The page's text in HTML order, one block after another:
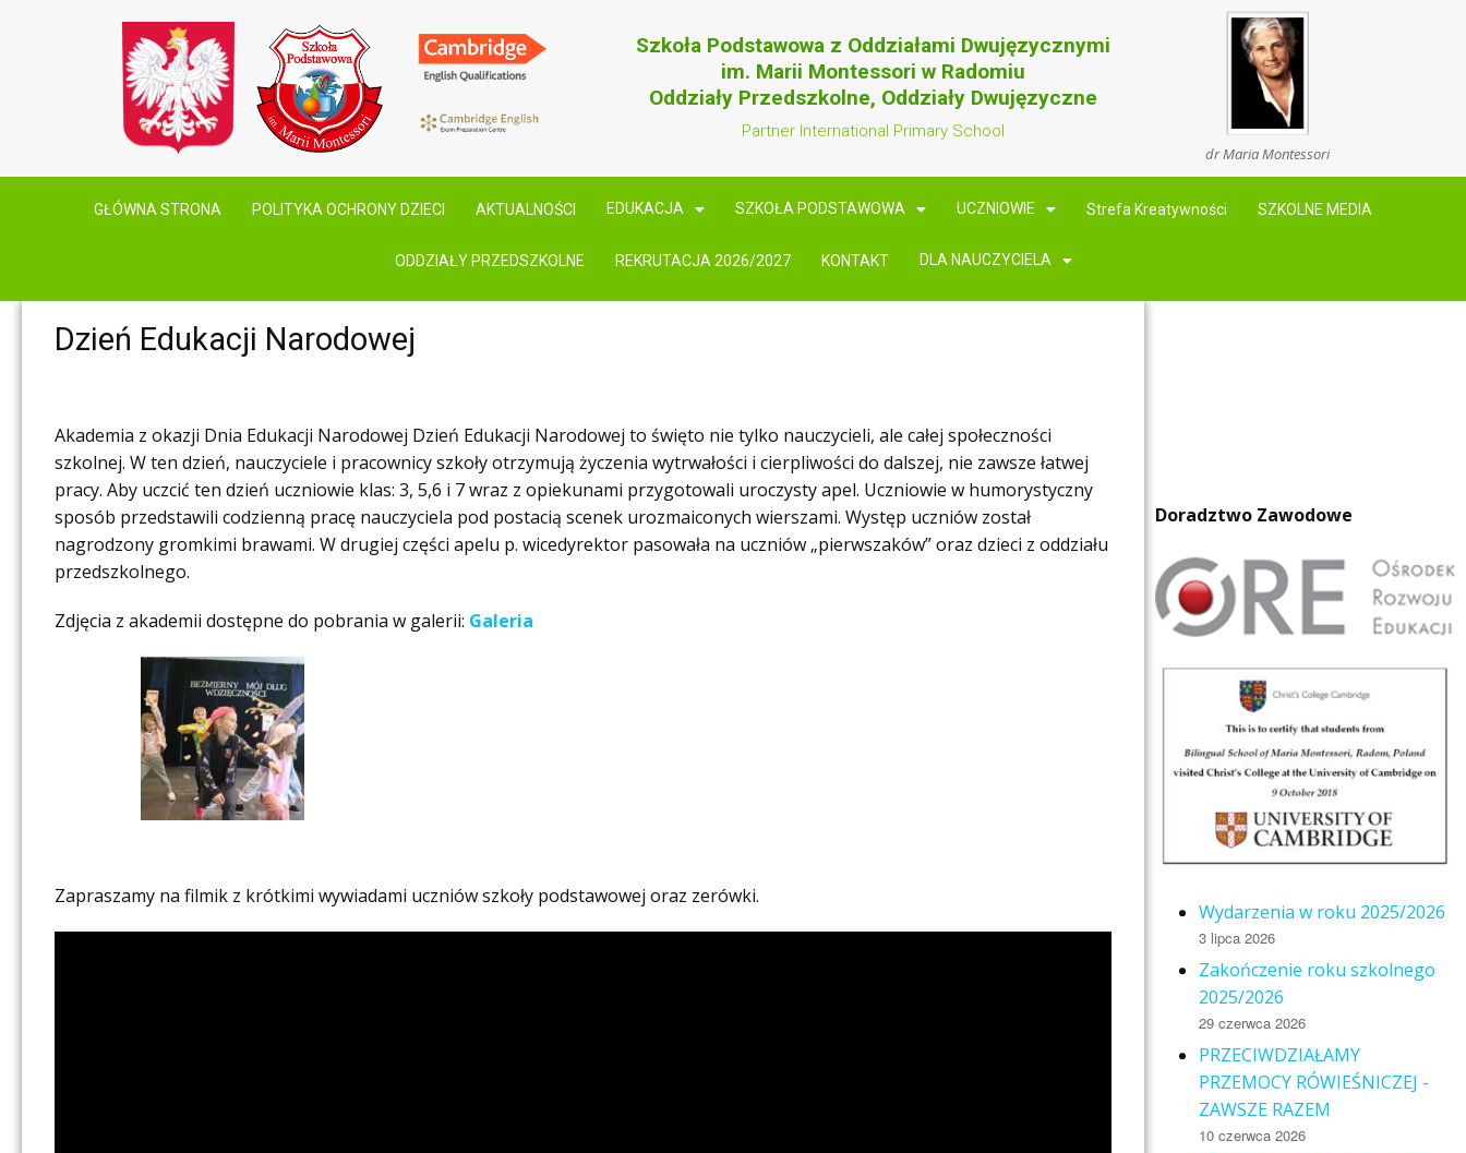
Szkoła Podstawowa z Oddziałami Dwujęzycznymi
im. Marii Montessori w Radomiu
Oddziały Przedszkolne, Oddziały Dwujęzyczne
Partner International Primary School
dr Maria Montessori
GŁÓWNA STRONA POLITYKA OCHRONY DZIECI AKTUALNOŚCI EDUKACJA SZKOŁA PODSTAWOWA UCZNIOWIE Strefa Kreatywności SZKOLNE MEDIA
ODDZIAŁY PRZEDSZKOLNE REKRUTACJA 2026/2027 KONTAKT DLA NAUCZYCIELA
Dzień Edukacji Narodowej
Akademia z okazji Dnia Edukacji Narodowej Dzień Edukacji Narodowej to święto nie tylko nauczycieli, ale całej społeczności
szkolnej. W ten dzień, nauczyciele i pracownicy szkoły otrzymują życzenia wytrwałości i cierpliwości do dalszej, nie zawsze łatwej
pracy. Aby uczcić ten dzień uczniowie klas: 3, 5,6 i 7 wraz z opiekunami przygotowali uroczysty apel. Uczniowie w humorystyczny
sposób przedstawili codzienną pracę nauczyciela pod postacią scenek urozmaiconych wierszami. Występ uczniów został
nagrodzony gromkimi brawami. W drugiej części apelu p. wicedyrektor pasowała na uczniów „pierwszaków” oraz dzieci z oddziału
przedszkolnego.
Zdjęcia z akademii dostępne do pobrania w galerii: Galeria
Zapraszamy na filmik z krótkimi wywiadami uczniów szkoły podstawowej oraz zerówki.
Doradztwo Zawodowe
Wydarzenia w roku 2025/2026
3 lipca 2026
Zakończenie roku szkolnego
2025/2026
29 czerwca 2026
PRZECIWDZIAŁAMY
PRZEMOCY RÓWIEŚNICZEJ -
ZAWSZE RAZEM
10 czerwca 2026